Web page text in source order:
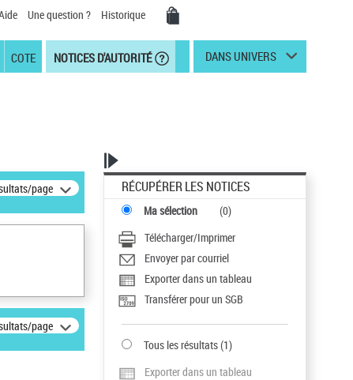
Une question ? Historique
COTE NOTICES D'AUTORITÉ DANS UNIVERS
page
page
RÉCUPÉRER LES NOTICES
Ma sélection (0)
Télécharger/Imprimer
Envoyer par courriel
Exporter dans un tableau
Transférer pour un SGB
Tous les résultats(1)
Exporter dans un tableau